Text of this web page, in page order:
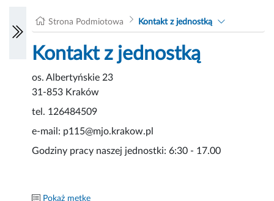
Strona Podmiotowa Kontakt z jednostką
Kontakt z jednostką
os. Albertyńskie 23
31-853 Kraków
tel. 126484509
e-mail: p115@mjo.krakow.pl
Godziny pracy naszej jednostki: 6:30 - 17.00
Pokaż metkę